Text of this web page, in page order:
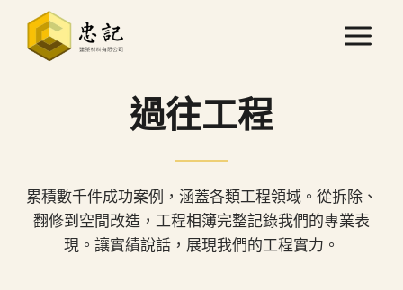
content
過往工程
累積數千件成功案例，涵蓋各類工程領域。從拆除、
翻修到空間改造，工程相簿完整記錄我們的專業表
現。讓實績說話，展現我們的工程實力。